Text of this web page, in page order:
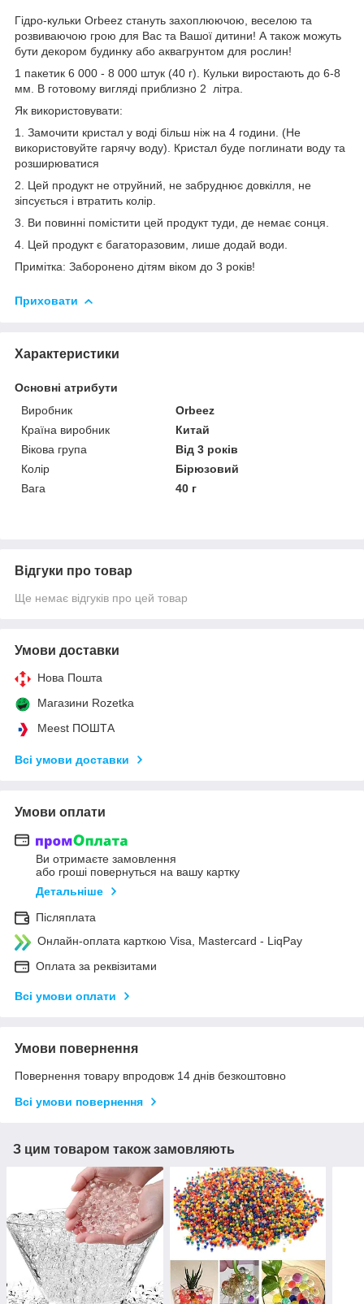
Гідро-кульки Orbeez стануть захоплюючою, веселою та
розвиваючою грою для Вас та Вашої дитини! А також можуть
бути декором будинку або аквагрунтом для рослин!
1 пакетик 6 000 - 8 000 штук (40 г). Кульки виростають до 6-8
мм. В готовому вигляді приблизно 2 літра.
Як використовувати:
1. Замочити кристал у воді більш ніж на 4 години. (Не
використовуйте гарячу воду). Кристал буде поглинати воду та
розширюватися
2. Цей продукт не отруйний, не забруднює довкілля, не
зіпсується і втратить колір.
3. Ви повинні помістити цей продукт туди, де немає сонця.
4. Цей продукт є багаторазовим, лише додай води.
Примітка: Заборонено дітям віком до 3 років!
Приховати
Характеристики
Основні атрибути
Виробник
Orbeez
Країна виробник
Китай
Вікова група
Від 3 років
Колір
Бірюзовий
Вага
40 г
Відгуки про товар
Ще немає відгуків про цей товар
Умови доставки
Нова Пошта
Магазини Rozetka
Meest ПОШТА
Всі умови доставки
Умови оплати
Ви отримаєте замовлення
або гроші повернуться на вашу картку
Детальніше
Післяплата
Онлайн-оплата карткою Visa, Mastercard - LiqPay
Оплата за реквізитами
Всі умови оплати
Умови повернення
Повернення товару впродовж 14 днів безкоштовно
Всі умови повернення
З цим товаром також замовляють